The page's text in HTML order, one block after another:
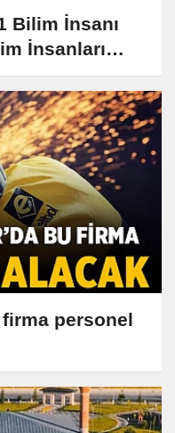
Bilim İnsanı
İnsanları
personel